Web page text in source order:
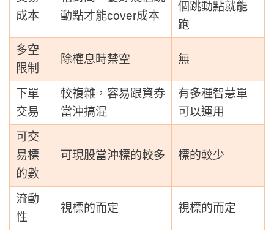
成本
動點才能cover成本
個跳動點就能
跑
多空
限制
除權息時禁空 無
下單
交易
較複雜，容易跟資券
當沖搞混
有多種智慧單
可以運用
可交
易標
的數
可現股當沖標的較多 標的較少
流動
性
視標的而定 視標的而定